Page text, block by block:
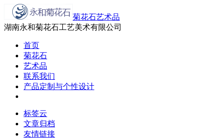
菊花石艺术品
湖南永和菊花石工艺美术有限公司
首页
菊花石
艺术品
联系我们
产品定制与个性设计
标签云
文章归档
友情链接